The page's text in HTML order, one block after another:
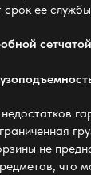
срок ее
не
что